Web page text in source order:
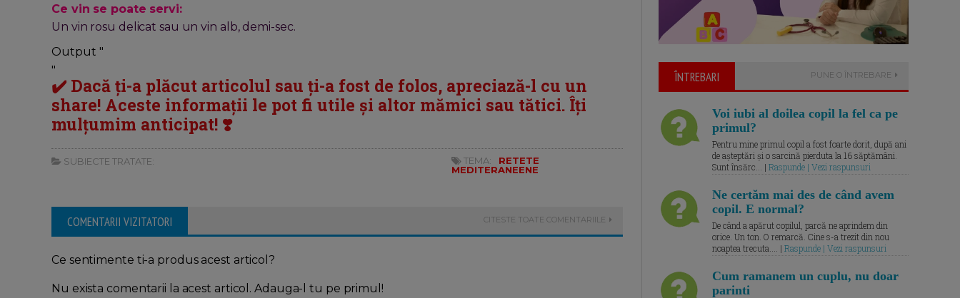
Ce vin se poate servi:
Un vin rosu delicat sau un vin alb, demi-sec.
Output "
"
✔️ Dacă ți-a plăcut articolul sau ți-a fost de folos, apreciază-l cu un
share! Aceste informații le pot fi utile și altor mămici sau tătici. Îți
mulțumim anticipat! ❣️
SUBIECTE TRATATE: TEMA:
RETETE
MEDITERANEENE
COMENTARII VIZITATORI CITESTE TOATE COMENTARIILE
Ce sentimente ti-a produs acest articol?
Nu exista comentarii la acest articol. Adauga-l tu pe primul!
ÎNTREBARI PUNE O ÎNTREBARE
Voi iubi al doilea copil la fel ca pe
primul?
Pentru mine primul copil a fost foarte dorit, după ani
de așteptări și o sarcină pierduta la 16 săptămâni.
Sunt însărc... | Raspunde | Vezi raspunsuri
Ne certăm mai des de când avem
copil. E normal?
De când a apărut copilul, parcă ne aprindem din
orice. Un ton. O remarcă. Cine s-a trezit din nou
noaptea trecuta.... | Raspunde | Vezi raspunsuri
Cum ramanem un cuplu, nu doar
parinti